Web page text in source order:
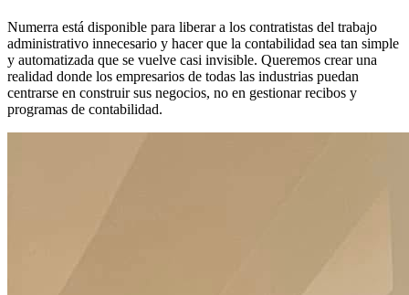
Numerra está disponible para liberar a los contratistas del trabajo
administrativo innecesario y hacer que la contabilidad sea tan simple
y automatizada que se vuelve casi invisible. Queremos crear una
realidad donde los empresarios de todas las industrias puedan
centrarse en construir sus negocios, no en gestionar recibos y
programas de contabilidad.